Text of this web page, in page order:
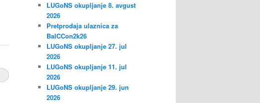
LUGoNS okupljanje 8. avgust
2026
Pretprodaja ulaznica za
BalCCon2k26
LUGoNS okupljanje 27. jul
2026
LUGoNS okupljanje 11. jul
2026
LUGoNS okupljanje 29. jun
2026